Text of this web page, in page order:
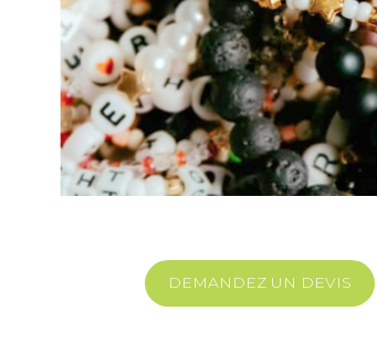
que nous utilisons
DEMANDEZ UN DEVIS